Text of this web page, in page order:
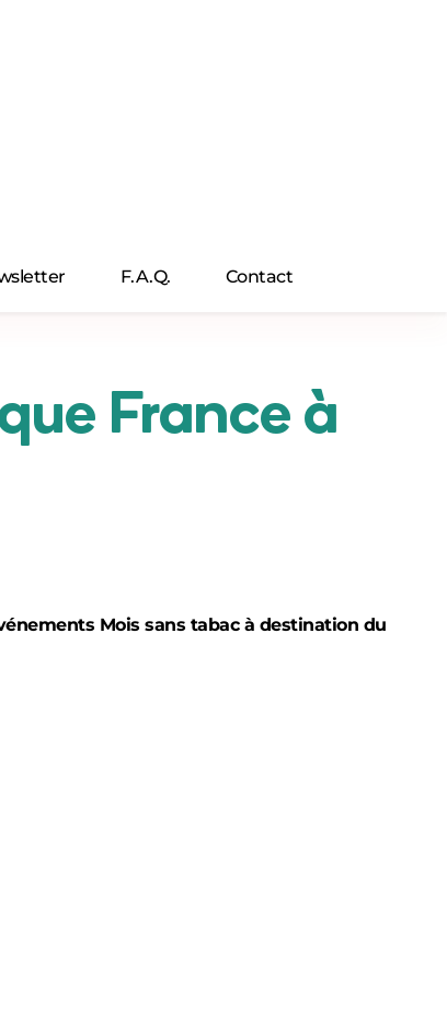
F.A.Q. Contact
France à
Mois sans tabac à destination du